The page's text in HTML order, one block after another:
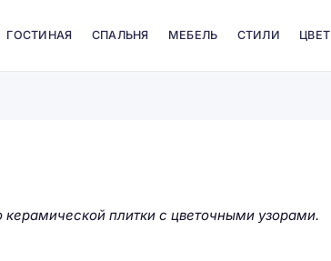
ГОСТИНАЯ СПАЛЬНЯ МЕБЕЛЬ СТИЛИ ЦВЕТ
плитки с цветочными узорами.